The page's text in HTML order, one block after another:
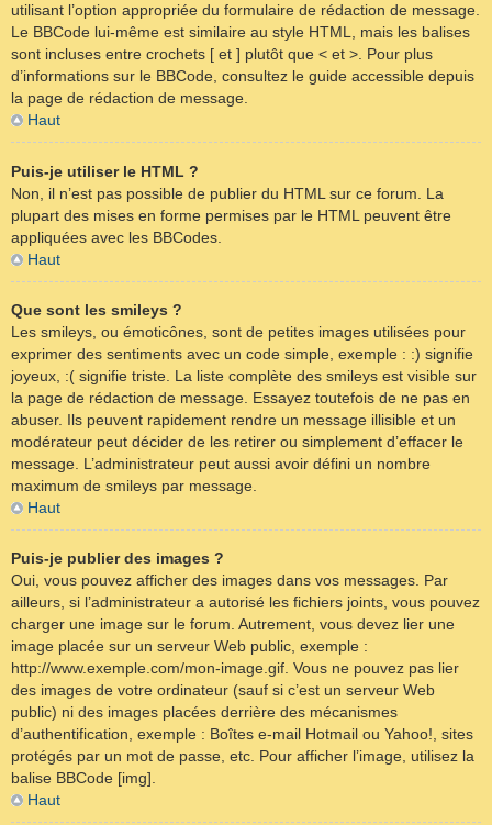
utilisant l’option appropriée du formulaire de rédaction de message.
Le BBCode lui-même est similaire au style HTML, mais les balises
sont incluses entre crochets [ et ] plutôt que < et >. Pour plus
d’informations sur le BBCode, consultez le guide accessible depuis
la page de rédaction de message.
Haut
Puis-je utiliser le HTML ?
Non, il n’est pas possible de publier du HTML sur ce forum. La
plupart des mises en forme permises par le HTML peuvent être
appliquées avec les BBCodes.
Haut
Que sont les smileys ?
Les smileys, ou émoticônes, sont de petites images utilisées pour
exprimer des sentiments avec un code simple, exemple : :) signifie
joyeux, :( signifie triste. La liste complète des smileys est visible sur
la page de rédaction de message. Essayez toutefois de ne pas en
abuser. Ils peuvent rapidement rendre un message illisible et un
modérateur peut décider de les retirer ou simplement d’effacer le
message. L’administrateur peut aussi avoir défini un nombre
maximum de smileys par message.
Haut
Puis-je publier des images ?
Oui, vous pouvez afficher des images dans vos messages. Par
ailleurs, si l’administrateur a autorisé les fichiers joints, vous pouvez
charger une image sur le forum. Autrement, vous devez lier une
image placée sur un serveur Web public, exemple :
http://www.exemple.com/mon-image.gif. Vous ne pouvez pas lier
des images de votre ordinateur (sauf si c’est un serveur Web
public) ni des images placées derrière des mécanismes
d’authentification, exemple : Boîtes e-mail Hotmail ou Yahoo!, sites
protégés par un mot de passe, etc. Pour afficher l’image, utilisez la
balise BBCode [img].
Haut